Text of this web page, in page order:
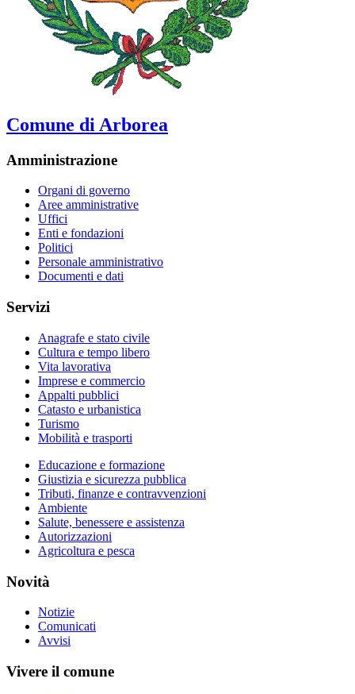
Comune di Arborea
Amministrazione
Organi di governo
Aree amministrative
Uffici
Enti e fondazioni
Politici
Personale amministrativo
Documenti e dati
Servizi
Anagrafe e stato civile
Cultura e tempo libero
Vita lavorativa
Imprese e commercio
Appalti pubblici
Catasto e urbanistica
Turismo
Mobilità e trasporti
Educazione e formazione
Giustizia e sicurezza pubblica
Tributi, finanze e contravvenzioni
Ambiente
Salute, benessere e assistenza
Autorizzazioni
Agricoltura e pesca
Novità
Notizie
Comunicati
Avvisi
Vivere il comune